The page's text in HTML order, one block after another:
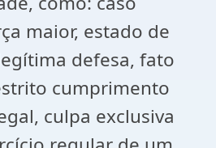
maior, estado de
defesa, fato
cumprimento
culpa exclusiva